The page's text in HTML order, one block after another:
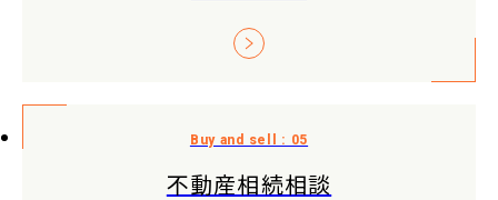
不動産相続相談